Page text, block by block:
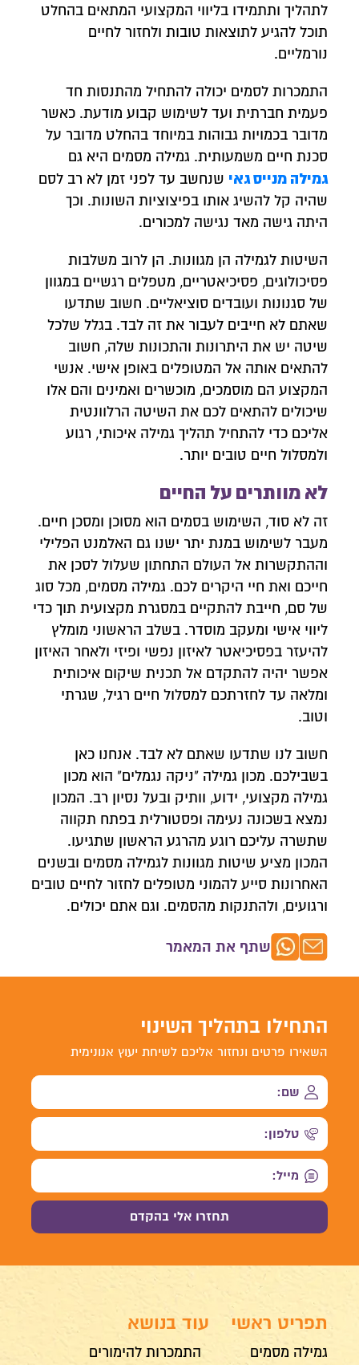
השאירו פרטים ונחזור אליכם לשיחת יעוץ אנונימית
לתהליך ותתמידו בליווי המקצועי המתאים בהחלט
תוכל להגיע לתוצאות טובות ולחזור לחיים
נורמליים.
התמכרות לסמים יכולה להתחיל מהתנסות חד
פעמית חברתית ועד לשימוש קבוע מודעת. כאשר
מדובר בכמויות גבוהות במיוחד בהחלט מדובר על
סכנת חיים משמעותית. גמילה מסמים היא גם
גמילה מנייס גאי שנחשב עד לפני זמן לא רב לסם
שהיה קל להשיג אותו בפיצוציות השונות. וכך
היתה גישה מאד נגישה למכורים.
השיטות לגמילה הן מגוונות. הן לרוב משלבות
פסיכולוגים, פסיכיאטריים, מטפלים רגשיים במגוון
של סגנונות ועובדים סוציאליים. חשוב שתדעו
שאתם לא חייבים לעבור את זה לבד. בגלל שלכל
שיטה יש את היתרונות והתכונות שלה, חשוב
להתאים אותה אל המטופלים באופן אישי. אנשי
המקצוע הם מוסמכים, מוכשרים ואמינים והם אלו
שיכולים להתאים לכם את השיטה הרלוונטית
אליכם כדי להתחיל תהליך גמילה איכותי, רגוע
ולמסלול חיים טובים יותר.
לא מוותרים על החיים
זה לא סוד, השימוש בסמים הוא מסוכן ומסכן חיים.
מעבר לשימוש במנת יתר ישנו גם האלמנט הפלילי
וההתקשרות אל העולם התחתון שעלול לסכן את
חייכם ואת חיי היקרים לכם. גמילה מסמים, מכל סוג
של סם, חייבת להתקיים במסגרת מקצועית תוך כדי
ליווי אישי ומעקב מוסדר. בשלב הראשוני מומלץ
להיעזר בפסיכיאטר לאיזון נפשי ופיזי ולאחר האיזון
אפשר יהיה להתקדם אל תכנית שיקום איכותית
ומלאה עד לחזרתכם למסלול חיים רגיל, שגרתי
וטוב.
חשוב לנו שתדעו שאתם לא לבד. אנחנו כאן
בשבילכם. מכון גמילה "ניקה נגמלים" הוא מכון
גמילה מקצועי, ידוע, וותיק ובעל נסיון רב. המכון
נמצא בשכונה נעימה ופסטורלית בפתח תקווה
שתשרה עליכם רוגע מהרגע הראשון שתגיעו.
המכון מציע שיטות מגוונות לגמילה מסמים ובשנים
האחרונות סייע להמוני מטופלים לחזור לחיים טובים
ורגועים, ולהתנקות מהסמים. וגם אתם יכולים.
שתף את המאמר
התחילו בתהליך השינוי
השאירו פרטים ונחזור אליכם לשיחת יעוץ אנונימית
תפריט ראשי
גמילה מסמים
עוד בנושא
התמכרות להימורים